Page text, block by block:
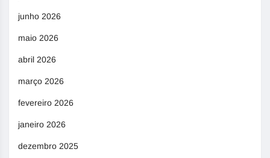
junho 2026
maio 2026
abril 2026
março 2026
fevereiro 2026
janeiro 2026
dezembro 2025